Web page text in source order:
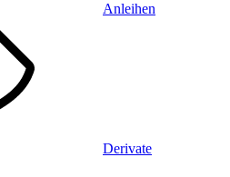
Anleihen
Derivate